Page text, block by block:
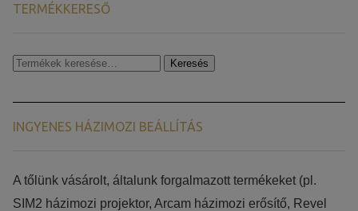
TERMÉKKERESŐ
Keresés
Keresés
INGYENES HÁZIMOZI BEÁLLÍTÁS
​​A tőlünk vásárolt, általunk forgalmazott termékeket (pl.
SIM2 házimozi projektor, Arcam házimozi erősítő, Revel